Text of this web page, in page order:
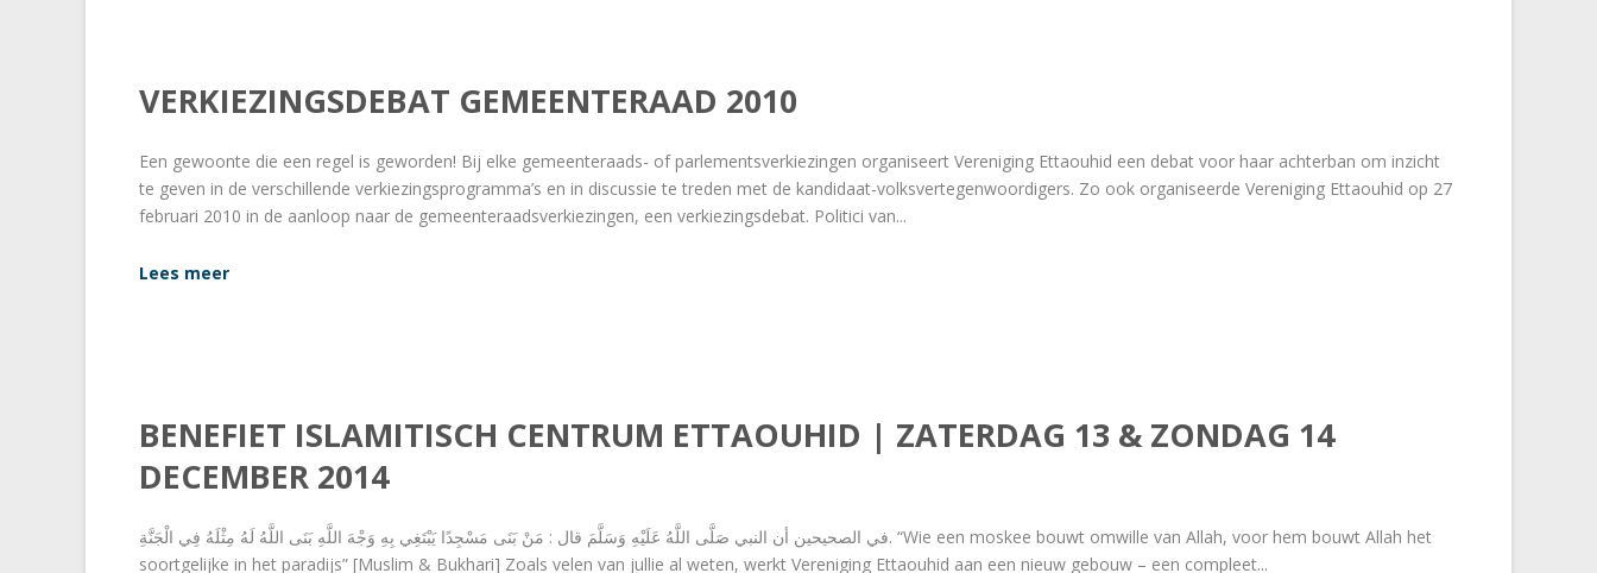
VERKIEZINGSDEBAT GEMEENTERAAD 2010
Een gewoonte die een regel is geworden! Bij elke gemeenteraads- of parlementsverkiezingen organiseert Vereniging Ettaouhid een debat voor haar achterban om inzicht
te geven in de verschillende verkiezingsprogramma’s en in discussie te treden met de kandidaat-volksvertegenwoordigers. Zo ook organiseerde Vereniging Ettaouhid op 27
februari 2010 in de aanloop naar de gemeenteraadsverkiezingen, een verkiezingsdebat. Politici van...
Lees meer
BENEFIET ISLAMITISCH CENTRUM ETTAOUHID | ZATERDAG 13 & ZONDAG 14
DECEMBER 2014
في الصحيحين أن النبي صَلَّى اللَّهُ عَلَيْهِ وَسَلَّمَ قال : مَنْ بَنَى مَسْجِدًا يَبْتَغِي بِهِ وَجْهَ اللَّهِ بَنَى اللَّهُ لَهُ مِثْلَهُ فِي الْجَنَّةِ. “Wie een moskee bouwt omwille van Allah, voor hem bouwt Allah het
soortgelijke in het paradijs” [Muslim & Bukhari] Zoals velen van jullie al weten, werkt Vereniging Ettaouhid aan een nieuw gebouw – een compleet...